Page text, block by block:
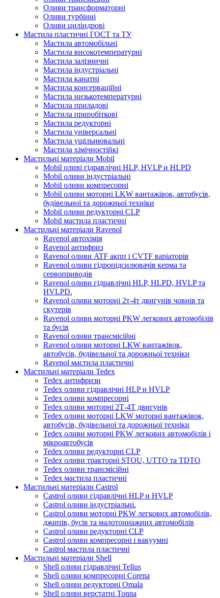
Оливи трансформаторні
Оливи турбінні
Оливи циліндрові
Мастила пластичні ГОСТ та ТУ
Мастила автомобільні
Мастила високотемпературні
Мастила залізничні
Мастила індустріальні
Мастила канатні
Мастила консерваційні
Мастила низькотемпературні
Мастила приладові
Мастила приробіткові
Мастила редукторні
Мастила універсальні
Мастила ущільнювальні
Мастила хімічностійкі
Мастильні матеріали Mobil
Mobil оливі гідравлічні HLP, HVLP и HLPD
Mobil оливи індустріальні
Mobil оливи компресорні
Mobil оливи моторні LKW вантажівок, автобусів,
будівельної та дорожньої техніки
Mobil оливи редукторні CLP
Mobil мастила пластичні
Мастильні матеріали Ravenol
Ravenol автохімія
Ravenol антифриз
Ravenol оливи ATF акпп і CVTF варіаторів
Ravenol оливи гідропідсилювачів керма та
сервоприводів
Ravenol оливи гідравлічні HLP, HLPD, HVLP та
HVLPD.
Ravenol оливи моторні 2т-4т двигунів човнів та
скутерів
Ravenol оливи моторні PKW легкових автомобілів
та бусів
Ravenol оливи трансмісійні
Ravenol оливи моторні LKW вантажівок,
автобусів, будівельної та дорожньої техніки
Ravenol мастила пластичні
Мастильні матеріали Tedex
Tedex антифризи
Tedex оливи гідравлічні HLP и HVLP
Tedex оливи компресорні
Tedex оливи моторні 2Т-4Т двигунів
Tedex оливи моторні LKW моторні вантажівок,
автобусів, будівельної та дорожньої техніки
Tedex оливи моторні PKW легкових автомобілів і
мікроавтобусів
Tedex оливи редукторні CLP
Tedex оливи тракторні STOU, UTTO та TDTO
Tedex оливи трансмісійні
Tedex мастила пластичні
Мастильні матеріали Castrol
Castrol оливи гідравлічні HLP и HVLP
Castrol оливи індустріальні.
Castrol оливи моторні PKW легкових автомобілів,
джипів, бусів та малотоннажних автомобілів
Castrol оливи редукторні CLP
Castrol оливи компресорні і вакуумні
Castrol мастила пластичні
Мастильні матеріали Shell
Shell оливи гідравлічні Tellus
Shell оливи компресорні Corena
Shell оливи редукторні Omala
Shell оливи верстатні Tonna